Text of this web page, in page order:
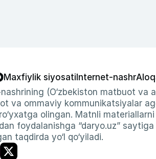
Maxfiylik siyosati Internet-nashr
(O‘zbekiston matbuot va
va ommaviy kommunikatsiyalar
olingan. Matnli
foydalanishga “daryo.uz”
taqdirda yo‘l qo‘yiladi.